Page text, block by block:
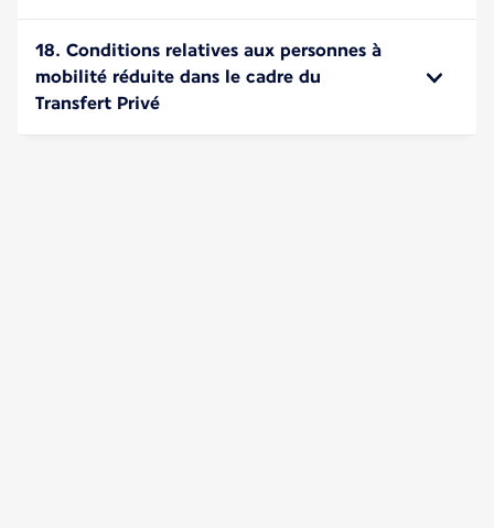
18. Conditions relatives aux personnes à
mobilité réduite dans le cadre du
Transfert Privé